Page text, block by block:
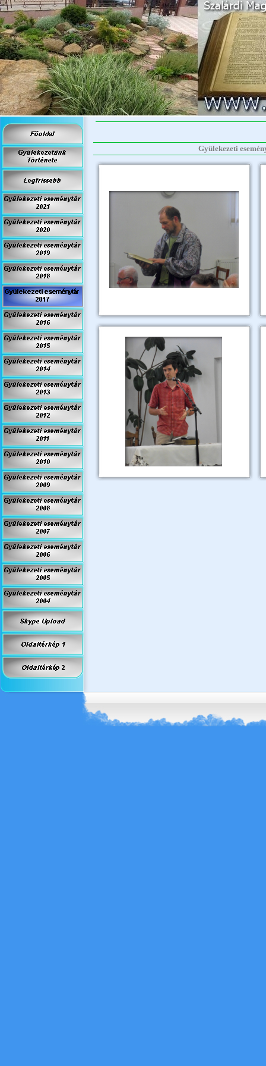
Gyülekezeti